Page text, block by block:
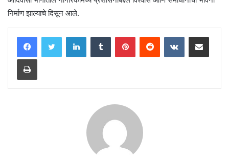
निर्माण झाल्याचे दिसून आले.
LinkedInTumblr PinterestReddit VKontakteShare via Email
Print